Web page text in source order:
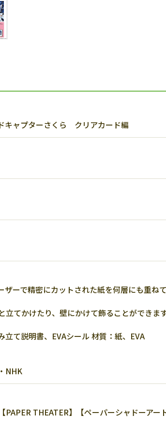
キャプターさくら クリアカード編
ーで精密にカットされた紙を何層にも重ね
てかけたり、壁にかけて飾ることができます
立て説明書、EVAシール 材質：紙、EVA
NHK
PAPER THEATER】【ペーパーシャドーア